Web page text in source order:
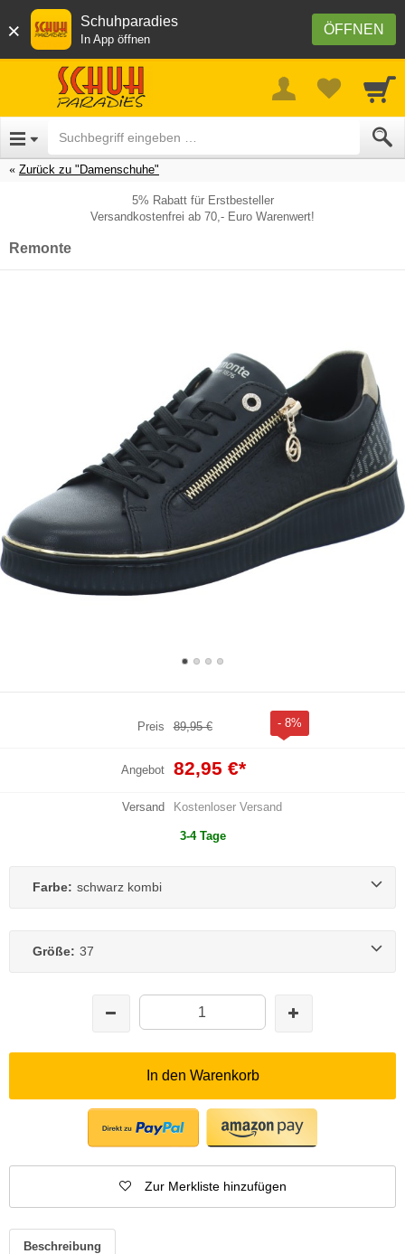
× ÖFFNEN
Schuhparadies
In App öffnen
Zurück zu "Damenschuhe"
5% Rabatt für Erstbesteller
Versandkostenfrei ab 70,- Euro Warenwert!
Remonte
Preis 89,95 € - 8%
Angebot 82,95 €*
Versand Kostenloser Versand
3-4 Tage
Farbe: schwarz kombi
Größe: 37
In den Warenkorb
Zur Merkliste hinzufügen
Beschreibung